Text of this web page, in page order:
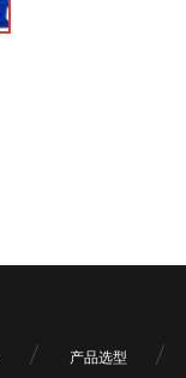
产品选型